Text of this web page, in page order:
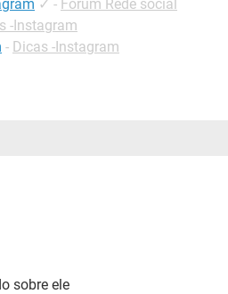
✓ - Fórum Rede social
-Instagram
- Dicas -Instagram
sobre ele